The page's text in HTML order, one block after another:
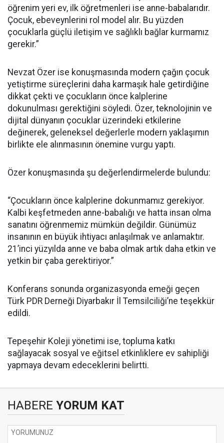
öğrenim yeri ev, ilk öğretmenleri ise anne-babalarıdır.
Çocuk, ebeveynlerini rol model alır. Bu yüzden
çocuklarla güçlü iletişim ve sağlıklı bağlar kurmamız
gerekir.”
Nevzat Özer ise konuşmasında modern çağın çocuk
yetiştirme süreçlerini daha karmaşık hale getirdiğine
dikkat çekti ve çocukların önce kalplerine
dokunulması gerektiğini söyledi. Özer, teknolojinin ve
dijital dünyanın çocuklar üzerindeki etkilerine
değinerek, geleneksel değerlerle modern yaklaşımın
birlikte ele alınmasının önemine vurgu yaptı.
Özer konuşmasında şu değerlendirmelerde bulundu:
“Çocukların önce kalplerine dokunmamız gerekiyor.
Kalbi keşfetmeden anne-babalığı ve hatta insan olma
sanatını öğrenmemiz mümkün değildir. Günümüz
insanının en büyük ihtiyacı anlaşılmak ve anlamaktır.
21’inci yüzyılda anne ve baba olmak artık daha etkin ve
yetkin bir çaba gerektiriyor.”
Konferans sonunda organizasyonda emeği geçen
Türk PDR Derneği Diyarbakır İl Temsilciliği’ne teşekkür
edildi.
Tepeşehir Koleji yönetimi ise, topluma katkı
sağlayacak sosyal ve eğitsel etkinliklere ev sahipliği
yapmaya devam edeceklerini belirtti.
HABERE YORUM KAT